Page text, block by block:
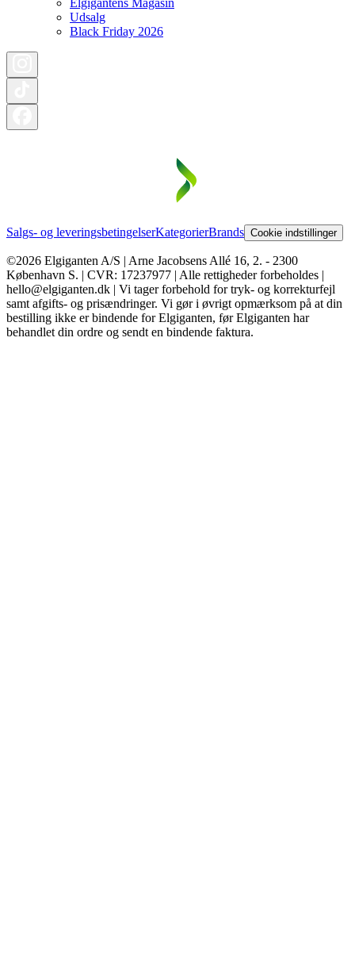
Elgigantens Magasin
Udsalg
Black Friday 2026
Salgs- og leveringsbetingelserKategorierBrands Cookie indstillinger
©2026 Elgiganten A/S | Arne Jacobsens Allé 16, 2. - 2300
København S. | CVR: 17237977 | Alle rettigheder forbeholdes |
hello@elgiganten.dk | Vi tager forbehold for tryk- og korrekturfejl
samt afgifts- og prisændringer. Vi gør i øvrigt opmærksom på at din
bestilling ikke er bindende for Elgiganten, før Elgiganten har
behandlet din ordre og sendt en bindende faktura.